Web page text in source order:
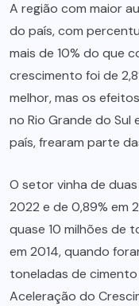
A região com maior
do país, com
mais de 10% do que
crescimento foi de
melhor, mas os
no Rio Grande do
país, frearam parte
O setor vinha de
2022 e de 0,89% em
quase 10 milhões de
em 2014, quando
toneladas de
Aceleração do